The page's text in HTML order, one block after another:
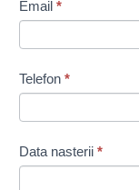
dd-
Email *
Telefon *
Data nasterii *